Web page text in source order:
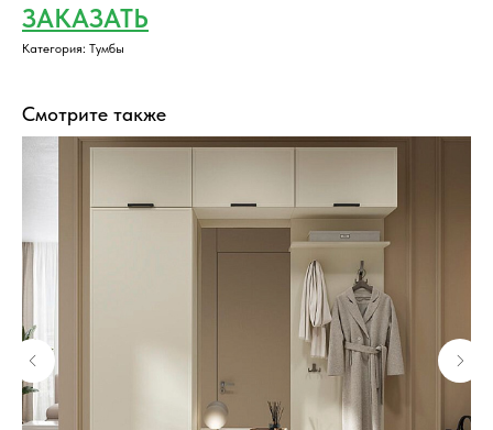
ЗАКАЗАТЬ
Категория: Тумбы
Смотрите также